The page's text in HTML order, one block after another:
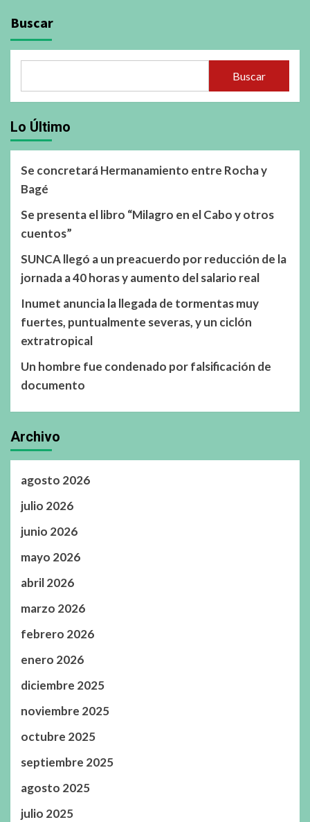
Buscar
Buscar
Lo Último
Se concretará Hermanamiento entre Rocha y
Bagé
Se presenta el libro “Milagro en el Cabo y otros
cuentos”
SUNCA llegó a un preacuerdo por reducción de la
jornada a 40 horas y aumento del salario real
Inumet anuncia la llegada de tormentas muy
fuertes, puntualmente severas, y un ciclón
extratropical
Un hombre fue condenado por falsificación de
documento
Archivo
agosto 2026
julio 2026
junio 2026
mayo 2026
abril 2026
marzo 2026
febrero 2026
enero 2026
diciembre 2025
noviembre 2025
octubre 2025
septiembre 2025
agosto 2025
julio 2025